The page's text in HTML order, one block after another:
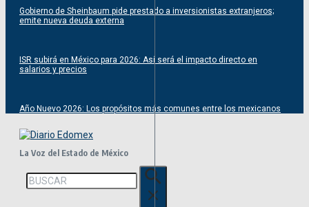
Gobierno de Sheinbaum pide prestado a inversionistas extranjeros;
emite nueva deuda externa
ISR subirá en México para 2026: Así será el impacto directo en
salarios y precios
Año Nuevo 2026: Los propósitos más comunes entre los mexicanos
La Voz del Estado de México
Buscar: